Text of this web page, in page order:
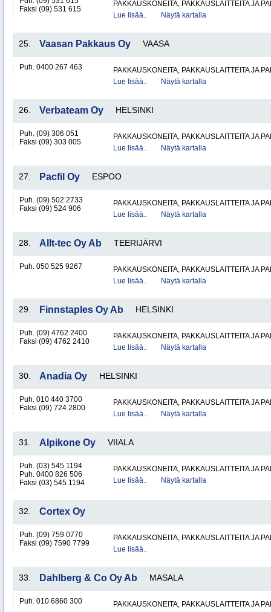
Faksi (09) 531 615
PAKKAUSKONEITA, PAKKAUSLAITTEITA JA
Lue lisää..
Näytä kartalla
25. Vaasan Pakkaus Oy VAASA
Puh. 0400 267 463
PAKKAUSKONEITA, PAKKAUSLAITTEITA JA
Lue lisää..
Näytä kartalla
26. Verbateam Oy HELSINKI
Puh. (09) 306 051
Faksi (09) 303 005
PAKKAUSKONEITA, PAKKAUSLAITTEITA JA
Lue lisää..
Näytä kartalla
27. Pacfil Oy ESPOO
Puh. (09) 502 2733
Faksi (09) 524 906
PAKKAUSKONEITA, PAKKAUSLAITTEITA JA
Lue lisää..
Näytä kartalla
28. Allt-tec Oy Ab TEERIJÄRVI
Puh. 050 525 9267
PAKKAUSKONEITA, PAKKAUSLAITTEITA JA
Lue lisää..
Näytä kartalla
29. Finnstaples Oy Ab HELSINKI
Puh. (09) 4762 2400
Faksi (09) 4762 2410
PAKKAUSKONEITA, PAKKAUSLAITTEITA JA
Lue lisää..
Näytä kartalla
30. Anadia Oy HELSINKI
Puh. 010 440 3700
Faksi (09) 724 2800
PAKKAUSKONEITA, PAKKAUSLAITTEITA JA
Lue lisää..
Näytä kartalla
31. Alpikone Oy VIIALA
Puh. (03) 545 1194
Puh. 0400 826 506
Faksi (03) 545 1194
PAKKAUSKONEITA, PAKKAUSLAITTEITA JA
Lue lisää..
Näytä kartalla
32. Cortex Oy
Puh. (09) 759 0770
Faksi (09) 7590 7799
PAKKAUSKONEITA, PAKKAUSLAITTEITA JA
Lue lisää..
33. Dahlberg & Co Oy Ab MASALA
Puh. 010 6860 300
PAKKAUSKONEITA, PAKKAUSLAITTEITA JA